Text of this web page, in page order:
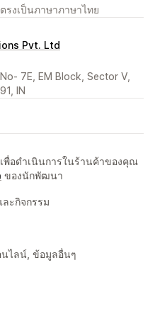
งเป็นภาษาภาษาไทย
Pvt. Ltd
7E, EM Block, Sector V,
IN
พื่อดำเนินการในร้านค้าของคุณ
ของนักพัฒนา
ะกิจกรรม
ไลน์, ข้อมูลอื่นๆ